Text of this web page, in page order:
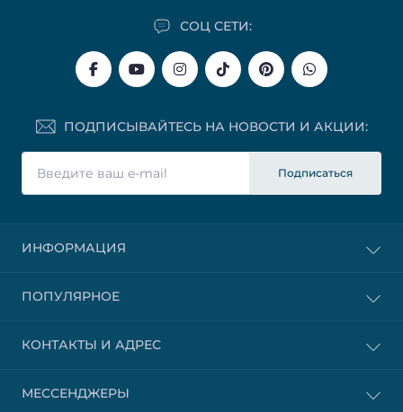
СОЦ СЕТИ:
ПОДПИСЫВАЙТЕСЬ НА НОВОСТИ И АКЦИИ:
Подписаться
ИНФОРМАЦИЯ
ПОПУЛЯРНОЕ
КОНТАКТЫ И АДРЕС
МЕССЕНДЖЕРЫ